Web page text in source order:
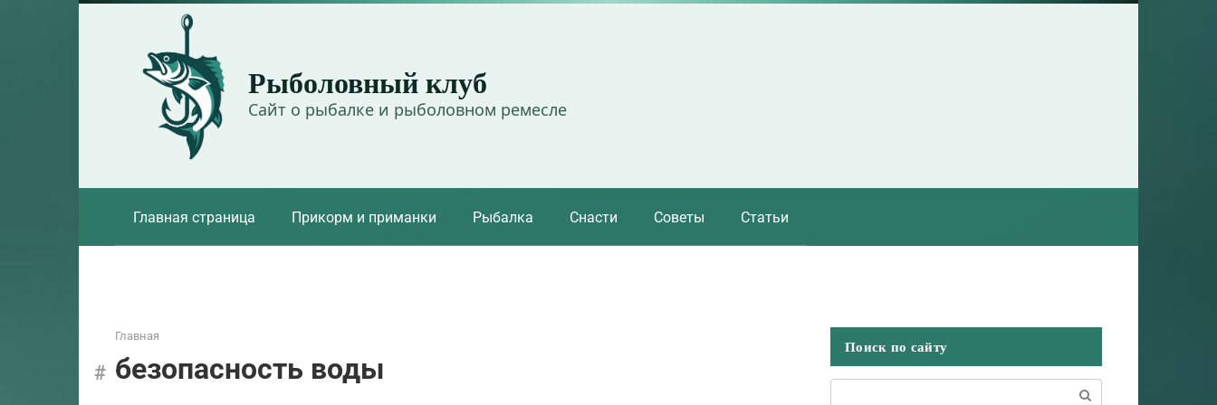
Рыболовный клуб
Сайт о рыбалке и рыболовном ремесле
Главная страница Прикорм и приманки Рыбалка Снасти Советы Статьи
Главная
безопасность воды
Поиск по сайту